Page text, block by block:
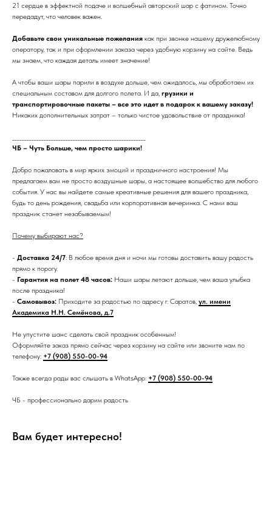
21 сердце в эффектной подаче и волшебный авторский шар с фатином. Точно
передадут, что человек важен.
Добавьте свои уникальные пожелания как при звонке нашему дружелюбному
оператору, так и при оформлении заказа через удобную корзину на сайте. Ведь
мы знаем, что каждая деталь имеет значение!
А чтобы ваши шары парили в воздухе дольше, чем ожидалось, мы обработаем их
специальным составом для долгого полета. И да, грузики и
транспортировочные пакеты – все это идет в подарок к вашему заказу!
Никаких дополнительных затрат – только чистое удовольствие от праздника!
ЧБ – Чуть Больше, чем просто шарики!
Добро пожаловать в мир ярких эмоций и праздничного настроения! Мы
предлагаем вам не просто воздушные шары, а настоящее волшебство для любого
события. У нас вы найдете самые креативные решения для вашего праздника,
будь то день рождения, свадьба или корпоративная вечеринка. С нами ваш
праздник станет незабываемым!
Почему выбирают нас?
- Доставка 24/7: В любое время дня и ночи мы готовы доставить вашу радость
прямо к порогу.
- Гарантия на полет 48 часов: Наши шары летают дольше, чем ваша улыбка
после праздника!
- Самовывоз: Приходите за радостью по адресу г. Саратов, ул. имени
Академика Н.Н. Семёнова, д.7
Не упустите шанс сделать свой праздник особенным!
Оформляйте заказ прямо сейчас через корзину на сайте или звоните нам по
телефону: +7 (908) 550-00-94
Также всегда рады вас слышать в WhatsApp: +7 (908) 550-00-94
ЧБ - профессионально дарим радость
Вам будет интересно!